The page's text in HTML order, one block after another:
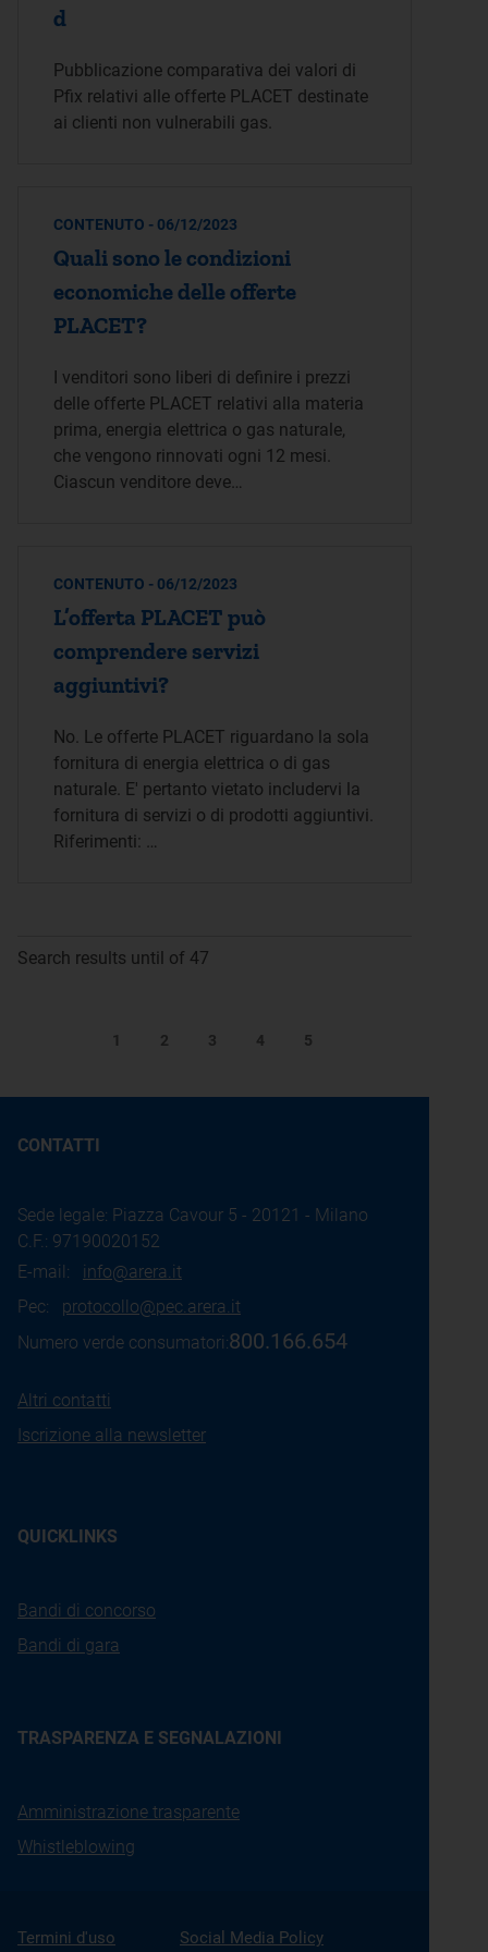
d
Pubblicazione comparativa dei valori di
Pfix relativi alle offerte PLACET destinate
ai clienti non vulnerabili gas.
CONTENUTO - 06/12/2023
Quali sono le condizioni
economiche delle offerte
PLACET?
I venditori sono liberi di definire i prezzi
delle offerte PLACET relativi alla materia
prima, energia elettrica o gas naturale,
che vengono rinnovati ogni 12 mesi.
Ciascun venditore deve…
CONTENUTO - 06/12/2023
L’offerta PLACET può
comprendere servizi
aggiuntivi?
No. Le offerte PLACET riguardano la sola
fornitura di energia elettrica o di gas
naturale. E' pertanto vietato includervi la
fornitura di servizi o di prodotti aggiuntivi.
Riferimenti: …
Search results until of 47
1 2 3 4 5
CONTATTI
Sede legale: Piazza Cavour 5 - 20121 - Milano
C.F.: 97190020152
E-mail: info@arera.it
Pec: protocollo@pec.arera.it
Numero verde consumatori:800.166.654
Altri contatti
Iscrizione alla newsletter
QUICKLINKS
Bandi di concorso
Bandi di gara
TRASPARENZA E SEGNALAZIONI
Amministrazione trasparente
Whistleblowing
Termini d'uso Social Media Policy